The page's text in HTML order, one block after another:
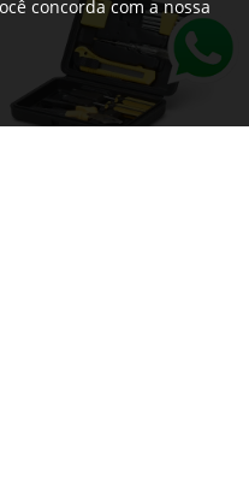
concorda com a nossa